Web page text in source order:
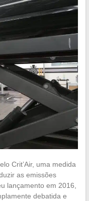
Crit’Air, uma medida
as emissões
lançamento em 2016,
debatida e